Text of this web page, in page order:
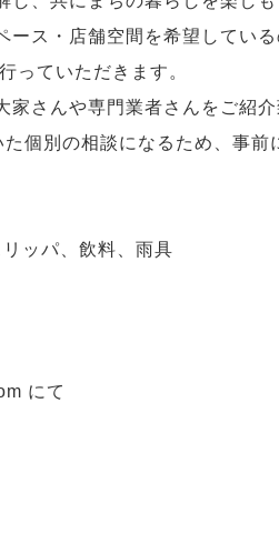
ース・店舗空間を希望して
っていただきます。
さんや専門業者さんをご紹介
個別の相談になるため、事前
パ、飲料、雨具
にて